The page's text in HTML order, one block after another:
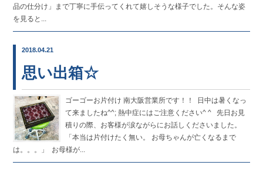
品の仕分け」まで丁寧に手伝ってくれて嬉しそうな様子でした。そんな姿
を見ると...
2018.04.21
思い出箱☆
ゴーゴーお片付け 南大阪営業所です！！ ㅤㅤㅤㅤㅤㅤㅤㅤㅤㅤㅤㅤㅤ 日中は暑くなっ
て来ましたね^^; 熱中症にはご注意ください^ ^ ㅤㅤㅤㅤㅤㅤㅤㅤㅤㅤㅤㅤㅤ ㅤㅤㅤㅤㅤㅤㅤㅤㅤㅤㅤㅤㅤ 先日お見
積りの際、お客様が涙ながらにお話しくださいました。 ㅤㅤㅤㅤㅤㅤㅤㅤㅤㅤㅤㅤㅤ
「本当は片付けたく無い。 お母ちゃんが亡くなるまで
は。。。」 ㅤㅤㅤㅤㅤㅤㅤㅤㅤㅤㅤㅤㅤ お母様が...